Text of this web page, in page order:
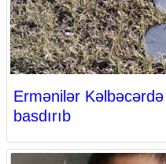
Ermənilər
basdırıb